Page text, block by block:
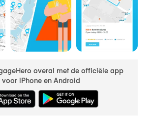
overal met de officiële app
voor iPhone en Android